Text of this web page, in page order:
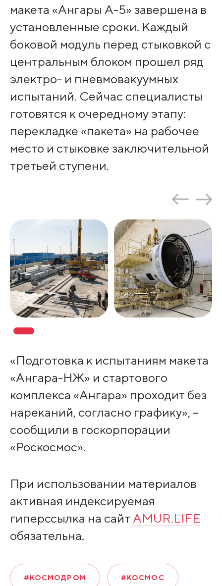
макета «Ангары А-5» завершена в
установленные сроки. Каждый
боковой модуль перед стыковкой с
центральным блоком прошел ряд
электро- и пневмовакуумных
испытаний. Сейчас специалисты
готовятся к очередному этапу:
перекладке «пакета» на рабочее
место и стыковке заключительной
третьей ступени.
«Подготовка к испытаниям макета
«Ангара-НЖ» и стартового
комплекса «Ангара» проходит без
нареканий, согласно графику», –
сообщили в госкорпорации
«Роскосмос».
При использовании материалов
активная индексируемая
гиперссылка на сайт AMUR.LIFE
обязательна.
#КОСМОДРОМ #КОСМОС